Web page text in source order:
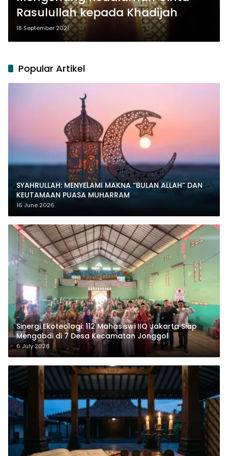
Rasulullah kepada Khadijah
18 September 2021
Popular Artikel
SYAHRULLAH: MENYELAMI MAKNA “BULAN ALLAH” DAN
KEUTAMAAN PUASA MUHARRAM
16 June 2026
‎Sinergi Ekoteologi: 112 Mahasiswi IIQ Jakarta Siap
Mengabdi di 7 Desa Kecamatan Jonggol
6 July 2026